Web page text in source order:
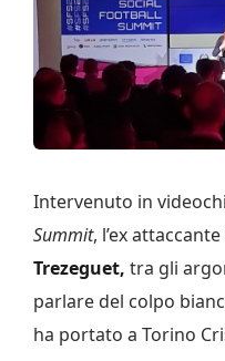
Intervenuto in
Summit, l’ex
Trezeguet, tra gli
parlare del colpo
ha portato a Torino